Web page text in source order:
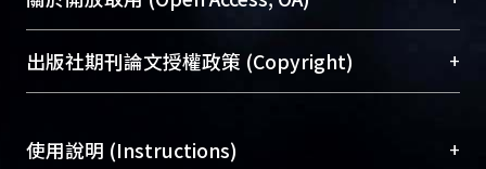
To permanently archive and promote researcher
profiles and scholarly works, Library integrates the
services of “NTU Repository” with “Academic
開放取用是從使用者角度提升資訊取用性的社會運
動，應用在學術研究上是透過將研究著作公開供使
用逐年攀升。同時可加速研究發展、提升研究影響
出版社期刊論文授權政策 (Copyright) +
含部分內容的版權非匯入者所有，或由第三方贊
使用說明 (Instructions) +